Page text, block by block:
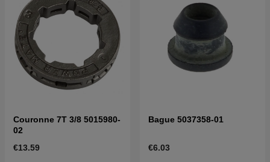
Couronne 7T 3/8 5015980-
02
€13.59
Bague 5037358-01
€6.03